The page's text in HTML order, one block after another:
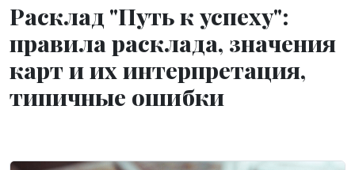
Расклад "Путь к успеху":
правила расклада, значения
карт и их интерпретация,
типичные ошибки